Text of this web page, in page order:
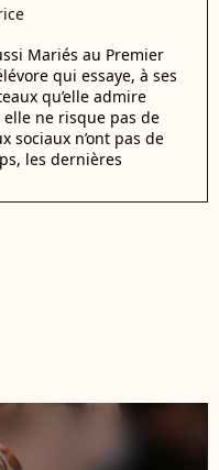
Mariés au Premier
qui essaye, à ses
qu’elle admire
ne risque pas de
sociaux n’ont pas de
les dernières